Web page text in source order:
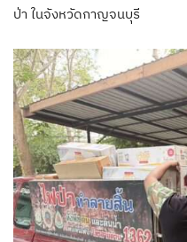
ป่า ในจังหวัดกาญจนบุรี